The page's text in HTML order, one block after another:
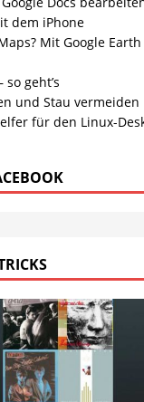
dem iPhone
Mit Google
geht’s
und Stau vermeiden
für den Linux-